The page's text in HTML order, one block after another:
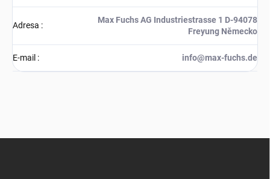
Adresa :
Max Fuchs AG Industriestrasse 1 D-94078
Freyung Německo
E-mail : info@max-fuchs.de